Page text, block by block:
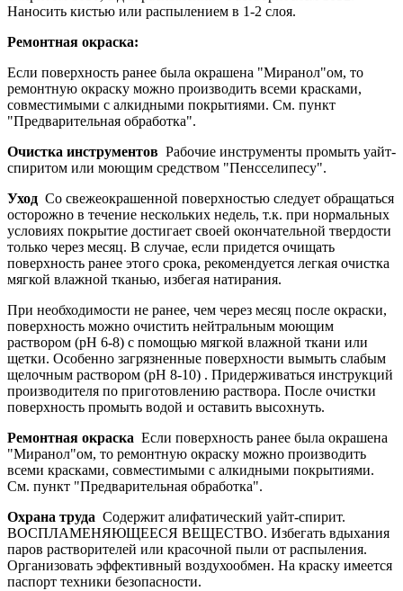
Наносить кистью или распылением в 1-2 слоя.
Ремонтная окраска:
Если поверхность ранее была окрашена "Миранол"ом, то
ремонтную окраску можно производить всеми красками,
совместимыми с алкидными покрытиями. См. пункт
"Предварительная обработка".
Очистка инструментов Рабочие инструменты промыть уайт-
спиритом или моющим средством "Пенсселипесу".
Уход Со свежеокрашенной поверхностью следует обращаться
осторожно в течение нескольких недель, т.к. при нормальных
условиях покрытие достигает своей окончательной твердости
только через месяц. В случае, если придется очищать
поверхность ранее этого срока, рекомендуется легкая очистка
мягкой влажной тканью, избегая натирания.
При необходимости не ранее, чем через месяц после окраски,
поверхность можно очистить нейтральным моющим
раствором (pH 6-8) с помощью мягкой влажной ткани или
щетки. Особенно загрязненные поверхности вымыть слабым
щелочным раствором (pH 8-10) . Придерживаться инструкций
производителя по приготовлению раствора. После очистки
поверхность промыть водой и оставить высохнуть.
Ремонтная окраска Если поверхность ранее была окрашена
"Миранол"ом, то ремонтную окраску можно производить
всеми красками, совместимыми с алкидными покрытиями.
См. пункт "Предварительная обработка".
Охрана труда Содержит алифатический уайт-спирит.
ВОСПЛАМЕНЯЮЩЕЕСЯ ВЕЩЕСТВО. Избегать вдыхания
паров растворителей или красочной пыли от распыления.
Организовать эффективный воздухообмен. На краску имеется
паспорт техники безопасности.